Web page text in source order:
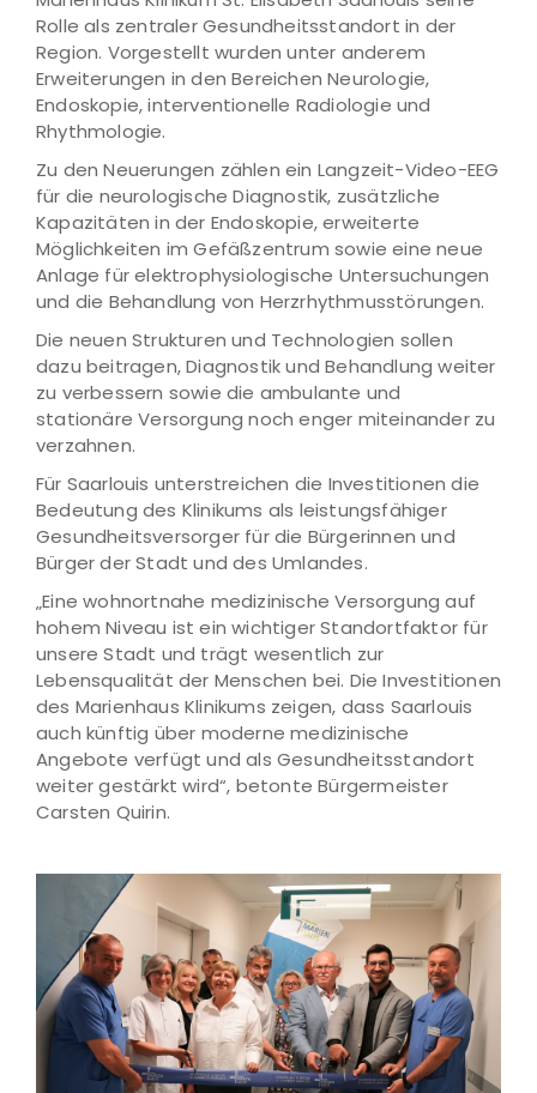
Rolle als zentraler Gesundheitsstandort in der
Region. Vorgestellt wurden unter anderem
Erweiterungen in den Bereichen Neurologie,
Endoskopie, interventionelle Radiologie und
Rhythmologie.
Zu den Neuerungen zählen ein Langzeit-Video-EEG
für die neurologische Diagnostik, zusätzliche
Kapazitäten in der Endoskopie, erweiterte
Möglichkeiten im Gefäßzentrum sowie eine neue
Anlage für elektrophysiologische Untersuchungen
und die Behandlung von Herzrhythmusstörungen.
Die neuen Strukturen und Technologien sollen
dazu beitragen, Diagnostik und Behandlung weiter
zu verbessern sowie die ambulante und
stationäre Versorgung noch enger miteinander zu
verzahnen.
Für Saarlouis unterstreichen die Investitionen die
Bedeutung des Klinikums als leistungsfähiger
Gesundheitsversorger für die Bürgerinnen und
Bürger der Stadt und des Umlandes.
„Eine wohnortnahe medizinische Versorgung auf
hohem Niveau ist ein wichtiger Standortfaktor für
unsere Stadt und trägt wesentlich zur
Lebensqualität der Menschen bei. Die Investitionen
des Marienhaus Klinikums zeigen, dass Saarlouis
auch künftig über moderne medizinische
Angebote verfügt und als Gesundheitsstandort
weiter gestärkt wird“, betonte Bürgermeister
Carsten Quirin.